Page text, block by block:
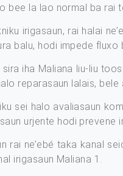
bee la lao normal ba rai
irigasaun, rai halai
balu, hodi impede fluxo
iha Maliana liu-liu
reparasaun lalais,
sei halo avaliasaun
urjente hodi prevene
rai ne’ebé taka kanal
irigasaun Maliana 1.